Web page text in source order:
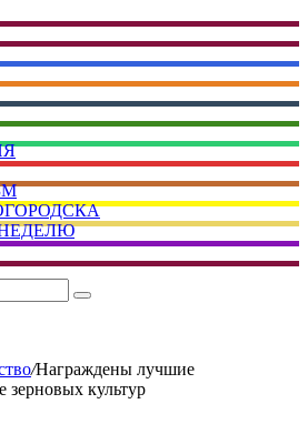
Искать
/Награждены лучшие
зерновых культур